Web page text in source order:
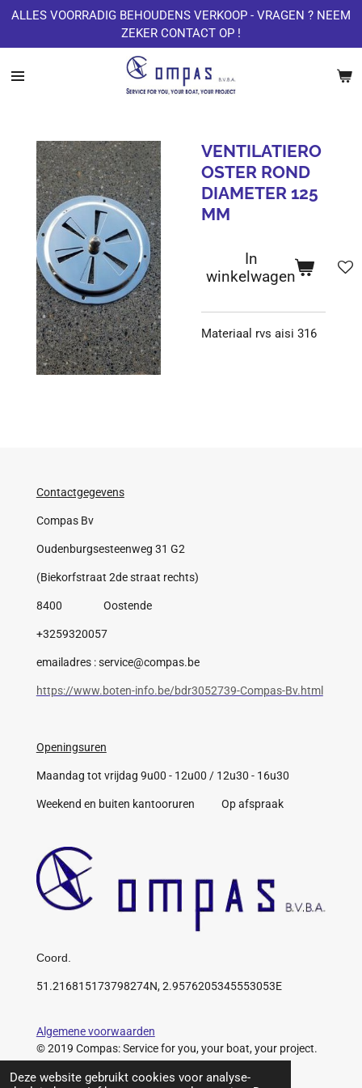
Deze website gebruikt cookies voor analyse-
Ga
naar
de
ALLES VOORRADIG BEHOUDENS VERKOOP - VRAGEN ? NEEM
ZEKER CONTACT OP !
VENTILATIERO
OSTER ROND
DIAMETER 125
MM
In
winkelwagen
Materiaal rvs aisi 316
Contactgegevens
Compas Bv
Oudenburgsesteenweg 31 G2
(Biekorfstraat 2de straat rechts)
8400 Oostende
+3259320057
emailadres : service@compas.be
https://www.boten-info.be/bdr3052739-Compas-Bv.html
Openingsuren
Maandag tot vrijdag 9u00 - 12u00 / 12u30 - 16u30
Weekend en buiten kantooruren Op afspraak
Coord.
51.216815173798274N, 2.9576205345553053E
Algemene voorwaarden
© 2019 Compas: Service for you, your boat, your project.